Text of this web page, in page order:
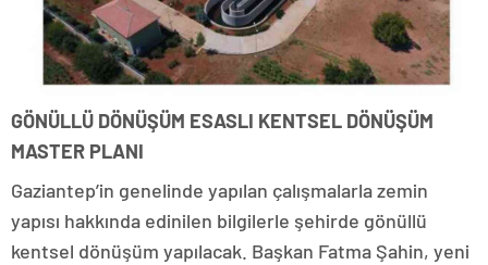
GÖNÜLLÜ DÖNÜŞÜM ESASLI KENTSEL DÖNÜŞÜM
MASTER PLANI
Gaziantep’in genelinde yapılan çalışmalarla zemin
yapısı hakkında edinilen bilgilerle şehirde gönüllü
kentsel dönüşüm yapılacak. Başkan Fatma Şahin, yeni